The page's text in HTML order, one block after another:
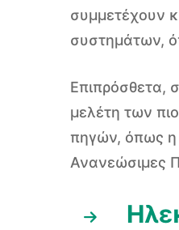
συμμετέχουν
συστημάτων,
Επιπρόσθετα,
μελέτη των
πηγών, όπως η
Ανανεώσιμες